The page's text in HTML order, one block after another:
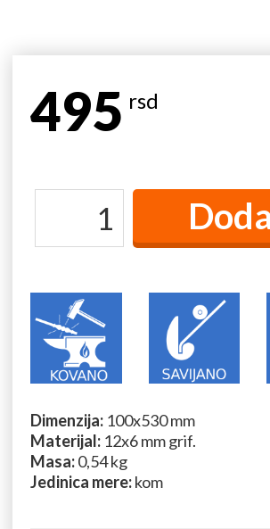
495 rsd
Dimenzija: 100x530 mm
Materijal: 12x6 mm grif.
Masa:0,54 kg
Jedinica mere:kom